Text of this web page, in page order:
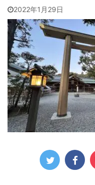
2022年1月29日